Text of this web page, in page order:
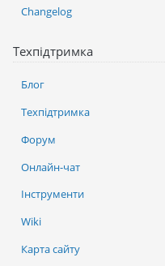
Changelog
Техпідтримка
Блог
Техпідтримка
Форум
Онлайн-чат
Інструменти
Wiki
Карта сайту